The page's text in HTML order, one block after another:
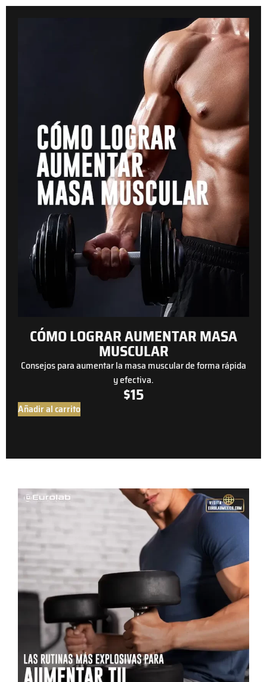
CÓMO LOGRAR AUMENTAR MASA
MUSCULAR
Consejos para aumentar la masa muscular de forma rápida
y efectiva.
$15
Añadir al carrito